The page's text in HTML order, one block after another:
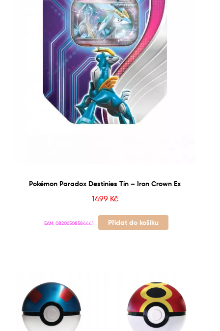
Pokémon Paradox Destinies Tin – Iron Crown Ex
1499 Kč
EAN: 08206508584441 Přidat do košíku